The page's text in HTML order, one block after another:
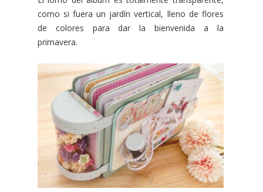
como si fuera un jardín vertical, lleno de flores
de colores para dar la bienvenida a la
primavera.